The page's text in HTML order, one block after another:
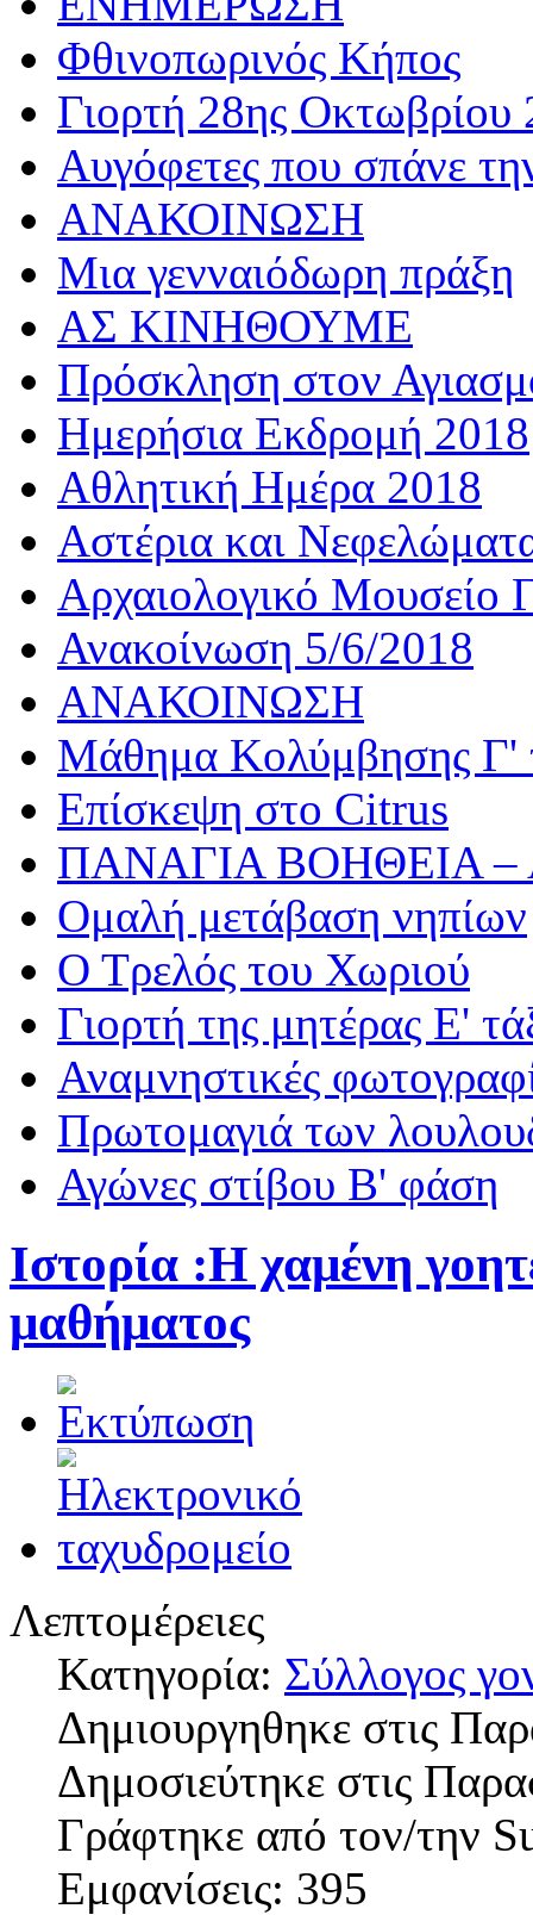
Φθινοπωρινός Κήπος
Γιορτή 28ης Οκτωβρίου
Αυγόφετες που σπάνε
ΑΝΑΚΟΙΝΩΣΗ
Μια γενναιόδωρη πράξη
ΑΣ ΚΙΝΗΘΟΥΜΕ
Πρόσκληση στον
Ημερήσια Εκδρομή 2018
Αθλητική Ημέρα 2018
Αστέρια και
Αρχαιολογικό Μουσείο
Ανακοίνωση 5/6/2018
ΑΝΑΚΟΙΝΩΣΗ
Μάθημα Κολύμβησης Γ'
Επίσκεψη στο Citrus
ΠΑΝΑΓΙΑ ΒΟΗΘΕΙΑ
Ομαλή μετάβαση νηπίων
Ο Τρελός του Χωριού
Γιορτή της μητέρας Ε'
Αναμνηστικές
Πρωτομαγιά των
Αγώνες στίβου Β' φάση
Ιστορία :Η χαμένη
μαθήματος
Λεπτομέρειες
Κατηγορία: Σύλλογος
Δημιουργηθηκε στις
Δημοσιεύτηκε στις
Γράφτηκε από τον/την
Εμφανίσεις: 395